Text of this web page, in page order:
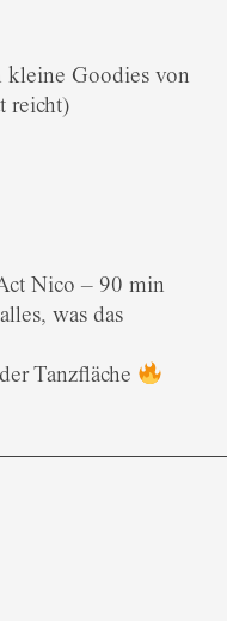
kleine Goodies von
reicht)
Nico – 90 min
was das
Tanzfläche